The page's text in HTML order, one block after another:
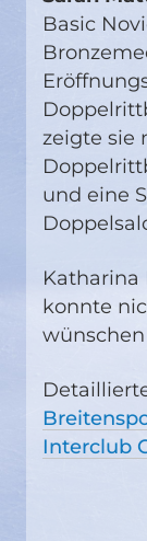
Basic
zeigte sie
und eine
Katharina
konnte
Interclub